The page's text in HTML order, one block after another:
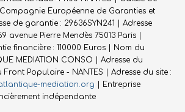
Européenne de Garanties et
de garantie : 29636SYN241 | Adresse
avenue Pierre Mendès 75013 Paris |
financière : 110000 Euros | Nom du
MEDIATION CONSO | Adresse du
Populaire - NANTES | Adresse du site :
mediation.org | Entreprise
indépendante